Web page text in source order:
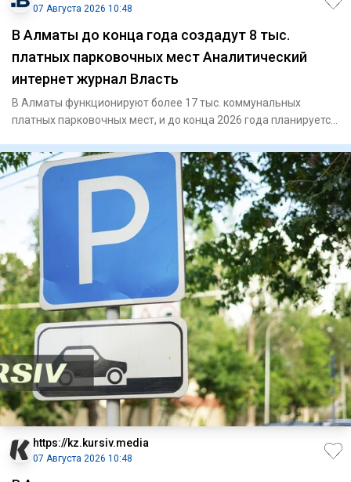
07 Августа 2026 10:48
В Алматы до конца года создадут 8 тыс.
платных парковочных мест Аналитический
интернет журнал Власть
В Алматы функционируют более 17 тыс. коммунальных
платных парковочных мест, и до конца 2026 года планируется
https://kz.kursiv.media
07 Августа 2026 10:48